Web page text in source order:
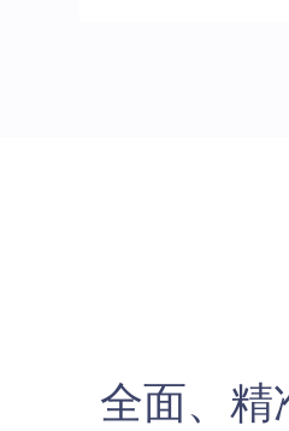
全面、精